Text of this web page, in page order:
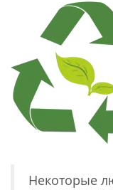
Некоторые